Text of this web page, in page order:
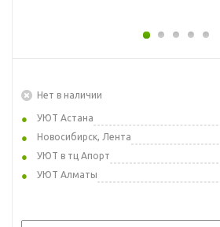
Нет в наличии
УЮТ Астана
Новосибирск, Лента
УЮТ в тц Апорт
УЮТ Алматы